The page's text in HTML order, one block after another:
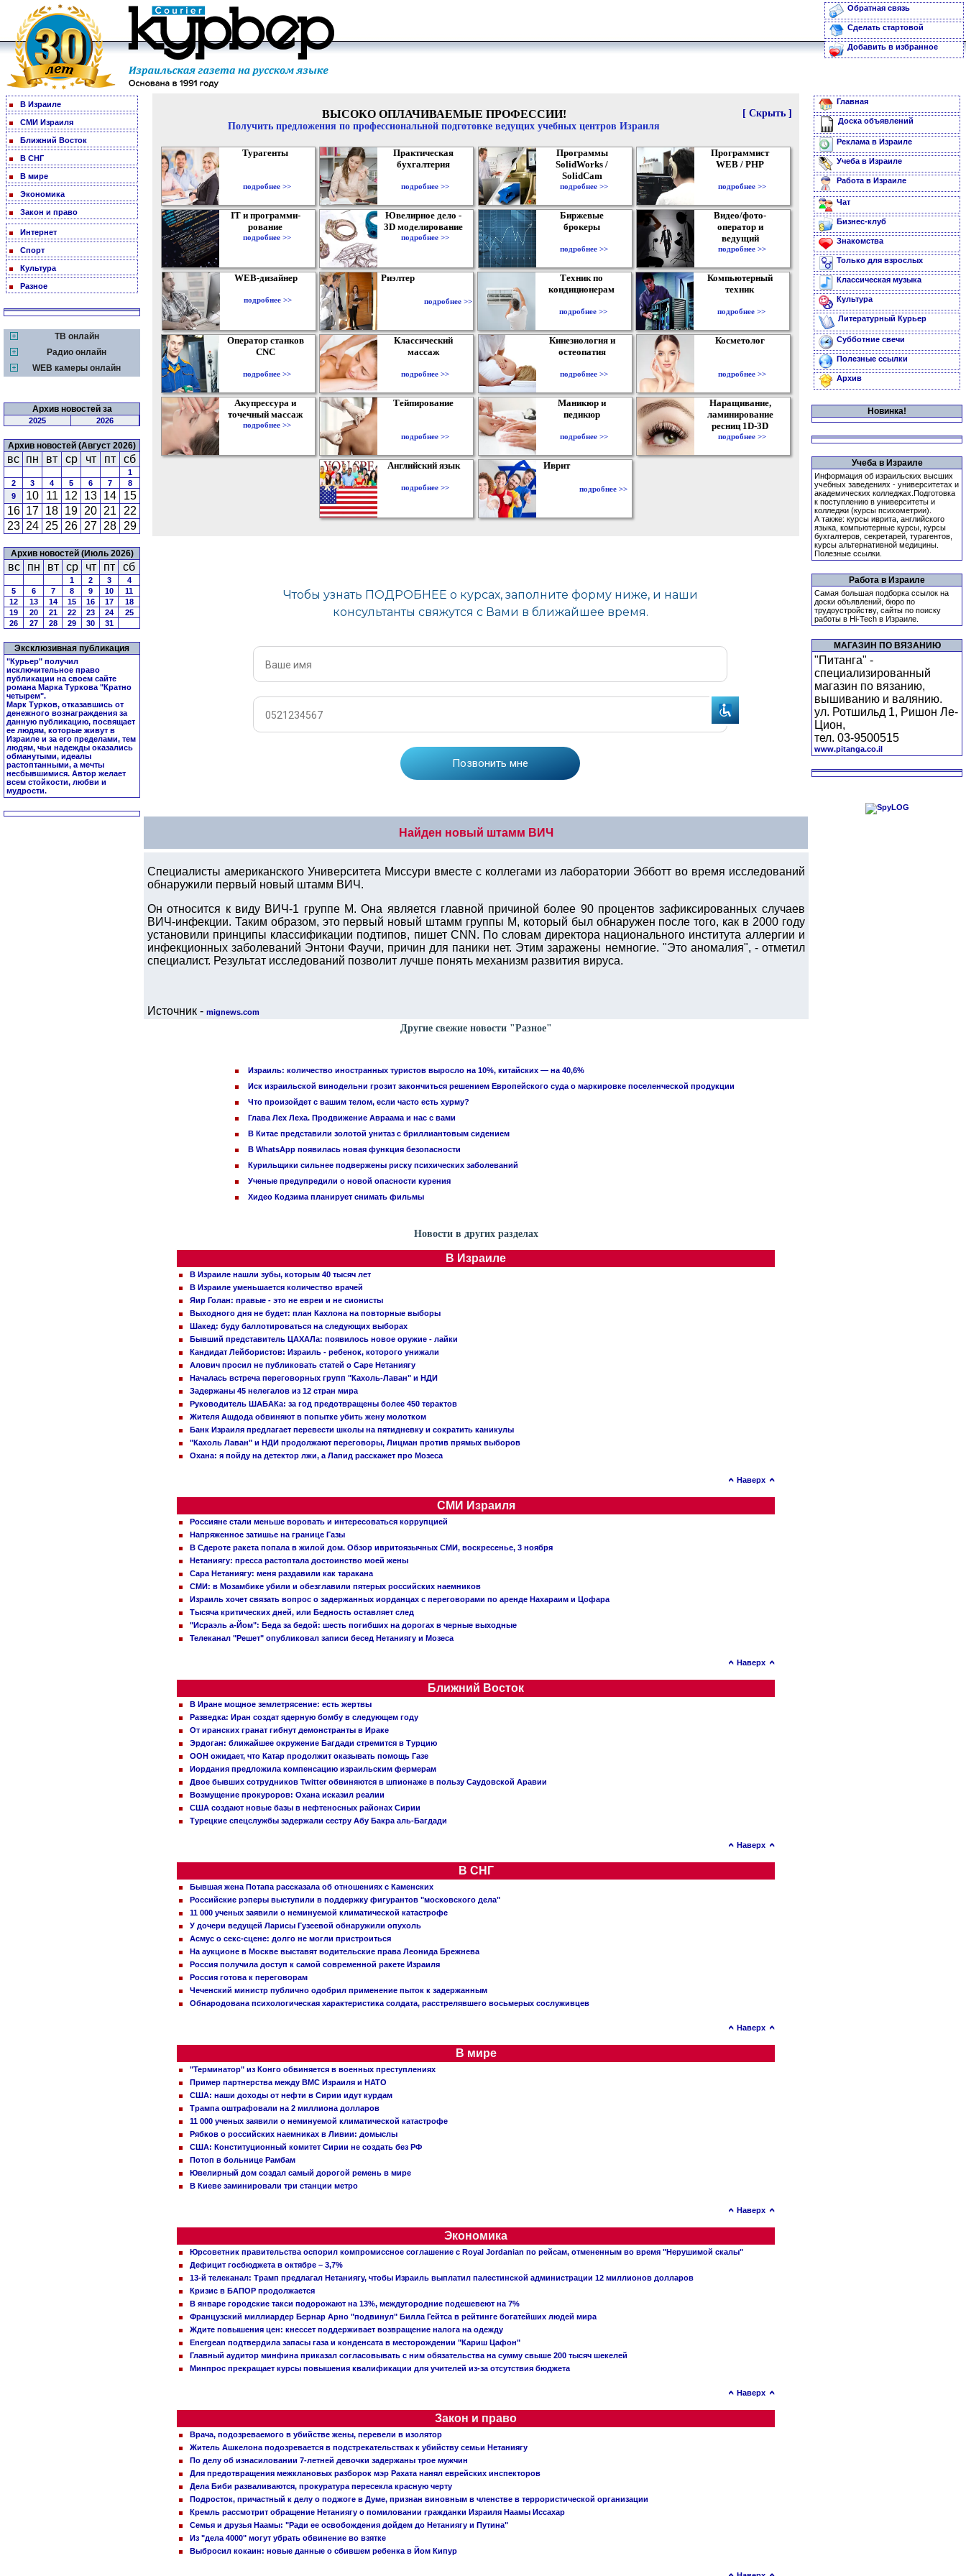
Обратная связь
Сделать стартовой
Добавить в избранное
В Израиле
СМИ Израиля
Ближний Восток
В СНГ
В мире
Экономика
Закон и право
Интернет
Спорт
Культура
Разное
ТВ онлайн
Радио онлайн
WEB камеры онлайн
Архив новостей за
2025 2026
Архив новостей (Август 2026)
вс пн вт ср чт пт сб
1
2
3 4 5 6 7
8
9
10 11 12 13 14
15
16 17 18 19 20 21
22
23 24 25 26 27 28 29
Архив новостей (Июль 2026)
вс пн вт ср чт пт сб
1 2 3
4
5
6 7 8 9 10
11
12
13 14 15 16 17
18
19
20 21 22 23 24
25
26
27 28 29 30 31
Эксклюзивная публикация
"Курьер" получил
исключительное право
публикации на своем сайте
романа Марка Туркова "Кратно
четырем".
Марк Турков, отказавшись от
денежного вознаграждения за
данную публикацию, посвящает
ее людям, которые живут в
Израиле и за его пределами, тем
людям, чьи надежды оказались
обманутыми, идеалы
растоптанными, а мечты
несбывшимися. Автор желает
всем стойкости, любви и
мудрости.
[ Скрыть ]
ВЫСОКО ОПЛАЧИВАЕМЫЕ ПРОФЕССИИ!
Получить предложения по профессиональной подготовке ведущих учебных центров Израиля
Турагенты
подробнее >>
Практическая
бухгалтерия
подробнее >>
Программы
SolidWorks /
SolidCam
подробнее >>
Программист
WEB / PHP
подробнее >>
IT и программи-
рование
подробнее >>
Ювелирное дело -
3D моделирование
подробнее >>
Биржевые
брокеры
подробнее >>
Видео/фото-
оператор и
ведущий
подробнее >>
WEB-дизайнер
подробнее >>
Риэлтер
подробнее >>
Техник по
кондиционерам
подробнее >>
Компьютерный
техник
подробнее >>
Оператор станков
CNC
подробнее >>
Классический
массаж
подробнее >>
Кинезиология и
остеопатия
подробнее >>
Косметолог
подробнее >>
Акупрессура и
точечный массаж
подробнее >>
Тейпирование
подробнее >>
Маникюр и
педикюр
подробнее >>
Наращивание,
ламинирование
ресниц 1D-3D
подробнее >>
Английский язык
подробнее >>
Иврит
подробнее >>
Найден новый штамм ВИЧ
Специалисты американского Университета Миссури вместе с коллегами из лаборатории Эбботт во время исследований
обнаружили первый новый штамм ВИЧ.
Он относится к виду ВИЧ-1 группе М. Она является главной причиной более 90 процентов зафиксированных случаев
ВИЧ-инфекции. Таким образом, это первый новый штамм группы М, который был обнаружен после того, как в 2000 году
установили принципы классификации подтипов, пишет CNN. По словам директора национального института аллергии и
инфекционных заболеваний Энтони Фаучи, причин для паники нет. Этим заражены немногие. "Это аномалия", - отметил
специалист. Результат исследований позволит лучше понять механизм развития вируса.
Источник - mignews.com
Другие свежие новости "Разное"
Израиль: количество иностранных туристов выросло на 10%, китайских — на 40,6%
Иск израильской винодельни грозит закончиться решением Европейского суда о маркировке поселенческой продукции
Что произойдет с вашим телом, если часто есть хурму?
Глава Лех Леха. Продвижение Авраама и нас с вами
В Китае представили золотой унитаз с бриллиантовым сидением
В WhatsApp появилась новая функция безопасности
Курильщики сильнее подвержены риску психических заболеваний
Ученые предупредили о новой опасности курения
Хидео Кодзима планирует снимать фильмы
Новости в других разделах
В Израиле
В Израиле нашли зубы, которым 40 тысяч лет
В Израиле уменьшается количество врачей
Яир Голан: правые - это не евреи и не сионисты
Выходного дня не будет: план Кахлона на повторные выборы
Шакед: буду баллотироваться на следующих выборах
Бывший представитель ЦАХАЛа: появилось новое оружие - лайки
Кандидат Лейбористов: Израиль - ребенок, которого унижали
Алович просил не публиковать статей о Саре Нетаниягу
Началась встреча переговорных групп "Кахоль-Лаван" и НДИ
Задержаны 45 нелегалов из 12 стран мира
Руководитель ШАБАКа: за год предотвращены более 450 терактов
Жителя Ашдода обвиняют в попытке убить жену молотком
Банк Израиля предлагает перевести школы на пятидневку и сократить каникулы
"Кахоль Лаван" и НДИ продолжают переговоры, Лицман против прямых выборов
Охана: я пойду на детектор лжи, а Лапид расскажет про Мозеса
Наверх
СМИ Израиля
Россияне стали меньше воровать и интересоваться коррупцией
Напряженное затишье на границе Газы
В Сдероте ракета попала в жилой дом. Обзор ивритоязычных СМИ, воскресенье, 3 ноября
Нетаниягу: пресса растоптала достоинство моей жены
Сара Нетаниягу: меня раздавили как таракана
СМИ: в Мозамбике убили и обезглавили пятерых российских наемников
Израиль хочет связать вопрос о задержанных иорданцах с переговорами по аренде Нахараим и Цофара
Тысяча критических дней, или Бедность оставляет след
"Исраэль а-Йом": Беда за бедой: шесть погибших на дорогах в черные выходные
Телеканал "Решет" опубликовал записи бесед Нетаниягу и Мозеса
Наверх
Ближний Восток
В Иране мощное землетрясение: есть жертвы
Разведка: Иран создат ядерную бомбу в следующем году
От иранских гранат гибнут демонстранты в Ираке
Эрдоган: ближайшее окружение Багдади стремится в Турцию
ООН ожидает, что Катар продолжит оказывать помощь Газе
Иордания предложила компенсацию израильским фермерам
Двое бывших сотрудников Twitter обвиняются в шпионаже в пользу Саудовской Аравии
Возмущение прокуроров: Охана исказил реалии
США создают новые базы в нефтеносных районах Сирии
Турецкие спецслужбы задержали сестру Абу Бакра аль-Багдади
Наверх
В СНГ
Бывшая жена Потапа рассказала об отношениях с Каменских
Российские рэперы выступили в поддержку фигурантов "московского дела"
11 000 ученых заявили о неминуемой климатической катастрофе
У дочери ведущей Ларисы Гузеевой обнаружили опухоль
Асмус о секс-сцене: долго не могли пристроиться
На аукционе в Москве выставят водительские права Леонида Брежнева
Россия получила доступ к самой современной ракете Израиля
Россия готова к переговорам
Чеченский министр публично одобрил применение пыток к задержанным
Обнародована психологическая характеристика солдата, расстрелявшего восьмерых сослуживцев
Наверх
В мире
"Терминатор" из Конго обвиняется в военных преступлениях
Пример партнерства между ВМС Израиля и НАТО
США: наши доходы от нефти в Сирии идут курдам
Трампа оштрафовали на 2 миллиона долларов
11 000 ученых заявили о неминуемой климатической катастрофе
Рябков о российских наемниках в Ливии: домыслы
США: Конституционный комитет Сирии не создать без РФ
Потоп в больнице Рамбам
Ювелирный дом создал самый дорогой ремень в мире
В Киеве заминировали три станции метро
Наверх
Экономика
Юрсоветник правительства оспорил компромиссное соглашение с Royal Jordanian по рейсам, отмененным во время "Нерушимой скалы"
Дефицит госбюджета в октябре – 3,7%
13-й телеканал: Трамп предлагал Нетаниягу, чтобы Израиль выплатил палестинской администрации 12 миллионов долларов
Кризис в БАПОР продолжается
В январе городские такси подорожают на 13%, междугородние подешевеют на 7%
Французский миллиардер Бернар Арно "подвинул" Билла Гейтса в рейтинге богатейших людей мира
Ждите повышения цен: кнессет поддерживает возвращение налога на одежду
Energean подтвердила запасы газа и конденсата в месторождении "Кариш Цафон"
Главный аудитор минфина приказал согласовывать с ним обязательства на сумму свыше 200 тысяч шекелей
Минпрос прекращает курсы повышения квалификации для учителей из-за отсутствия бюджета
Наверх
Закон и право
Врача, подозреваемого в убийстве жены, перевели в изолятор
Житель Ашкелона подозревается в подстрекательствах к убийству семьи Нетаниягу
По делу об изнасиловании 7-летней девочки задержаны трое мужчин
Для предотвращения межклановых разборок мэр Рахата нанял еврейских инспекторов
Дела Биби разваливаются, прокуратура пересекла красную черту
Подросток, причастный к делу о поджоге в Думе, признан виновным в членстве в террористической организации
Кремль рассмотрит обращение Нетаниягу о помиловании гражданки Израиля Наамы Иссахар
Семья и друзья Наамы: "Ради ее освобождения дойдем до Нетаниягу и Путина"
Из "дела 4000" могут убрать обвинение во взятке
Выбросил кокаин: новые данные о сбившем ребенка в Йом Кипур
Главная
Доска объявлений
Реклама в Израиле
Учеба в Израиле
Работа в Израиле
Чат
Бизнес-клуб
Знакомства
Только для взрослых
Классическая музыка
Культура
Литературный Курьер
Субботние свечи
Полезные ссылки
Архив
Новинка!
Учеба в Израиле
Информация об израильских высших
учебных заведениях - университетах и
академических колледжах.Подготовка
к поступлению в университеты и
колледжи (курсы психометрии).
А также: курсы иврита, английского
языка, компьютерные курсы, курсы
бухгалтеров, секретарей, турагентов,
курсы альтернативной медицины.
Полезные ссылки.
Работа в Израиле
Самая большая подборка ссылок на
доски объявлений, бюро по
трудоустройству, сайты по поиску
работы в Hi-Tech в Израиле.
МАГАЗИН ПО ВЯЗАНИЮ
"Питанга" -
специализированный
магазин по вязанию,
вышиванию и валянию.
ул. Ротшильд 1, Ришон Ле-
Цион,
тел. 03-9500515
www.pitanga.co.il